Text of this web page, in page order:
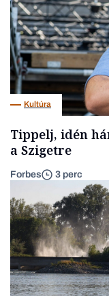
Kultúra
Tippelj, idén
a Szigetre
Forbes 3 perc